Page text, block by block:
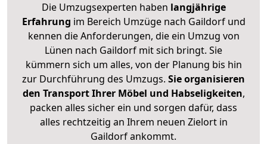
Die Umzugsexperten haben langjährige
Erfahrung im Bereich Umzüge nach Gaildorf und
kennen die Anforderungen, die ein Umzug von
Lünen nach Gaildorf mit sich bringt. Sie
kümmern sich um alles, von der Planung bis hin
zur Durchführung des Umzugs. Sie organisieren
den Transport Ihrer Möbel und Habseligkeiten,
packen alles sicher ein und sorgen dafür, dass
alles rechtzeitig an Ihrem neuen Zielort in
Gaildorf ankommt.